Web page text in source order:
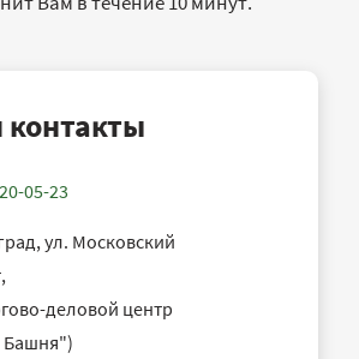
05-23
ул. Московский
деловой центр
Башня")